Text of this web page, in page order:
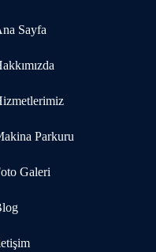
Sayfa
Parkuru
Galeri